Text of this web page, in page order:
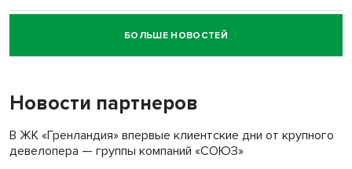
Новосибирский суд наказал водителя за смерть
пенсионерки на вокзале
«Мы живём на пастбище!»: в новосибирском селе лошади
терроризируют жителей
БОЛЬШЕ НОВОСТЕЙ
Новости партнеров
В ЖК «Гренландия» впервые клиентские дни от крупного
девелопера — группы компаний «СОЮЗ»